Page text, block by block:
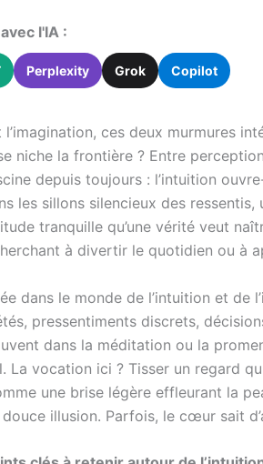
l'IA :
Perplexity Grok Copilot
l’imagination, ces deux murmures
niche la frontière ? Entre
depuis toujours : l’intuition
les sillons silencieux des
tranquille qu’une vérité veut
à divertir le quotidien ou à
dans le monde de l’intuition et de
pressentiments discrets,
dans la méditation ou la
La vocation ici ? Tisser un regard
une brise légère effleurant la
illusion. Parfois, le cœur sait